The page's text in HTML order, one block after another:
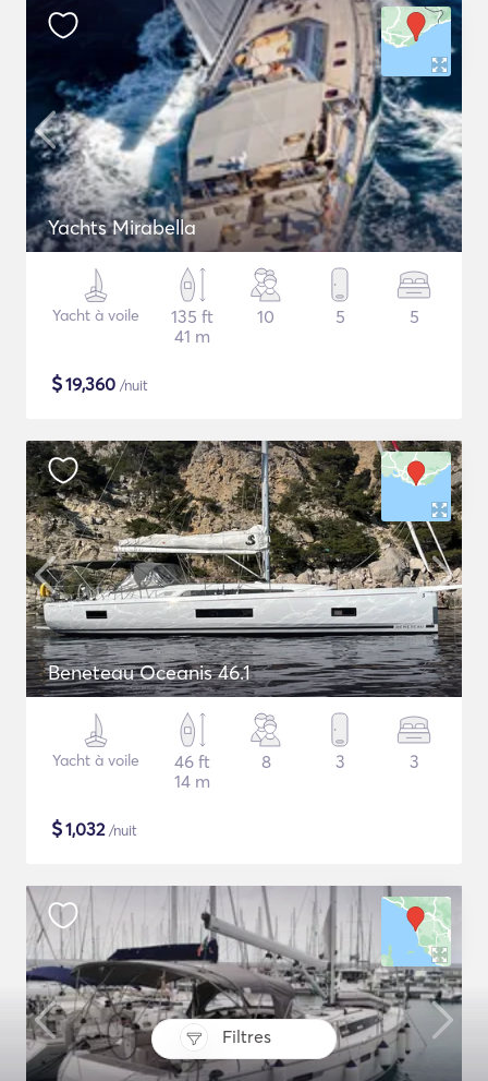
Filtres
Yachts Mirabella
Yacht à voile
135 ft
41 m
10 5 5
$19,360 /nuit
Beneteau Oceanis 46.1
Yacht à voile
46 ft
14 m
8 3 3
$1,032/nuit